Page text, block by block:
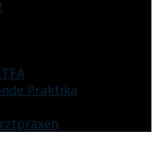
Praktika